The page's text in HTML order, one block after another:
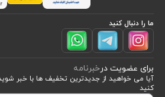
مشاهده محصولات(2)
ما را دنبال کنید
برای عضویت درخبرنامه
آیا می خواهید از جدید‌ترین تخفیف‌ ها با‌ خبر
کنید